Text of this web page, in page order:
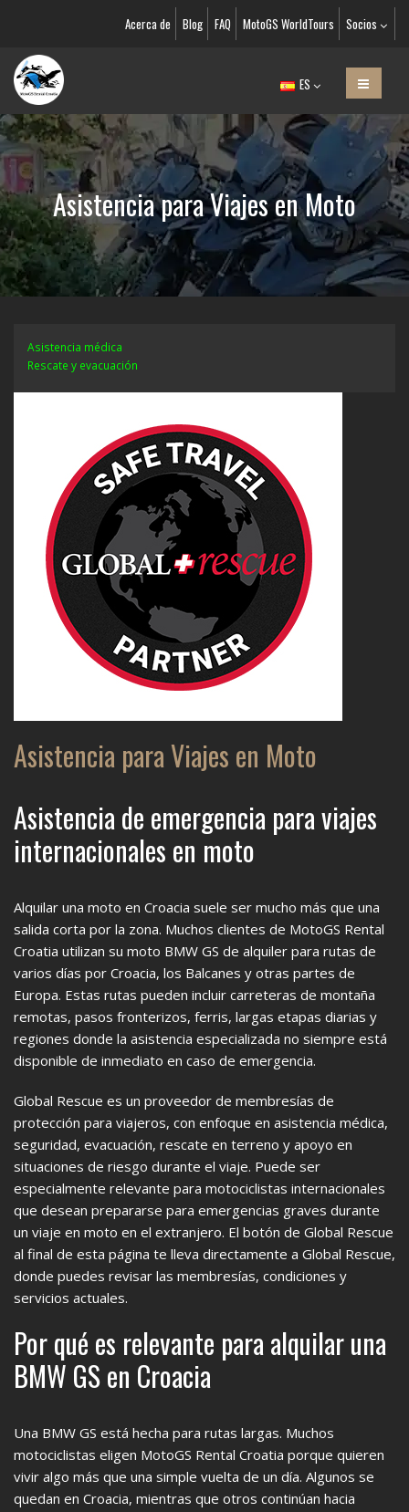
Acerca de Blog FAQ MotoGS WorldTours Socios
ES
Asistencia para Viajes en Moto
Asistencia médica
Rescate y evacuación
Asistencia para Viajes en Moto
Asistencia de emergencia para viajes
internacionales en moto
Alquilar una moto en Croacia suele ser mucho más que una
salida corta por la zona. Muchos clientes de MotoGS Rental
Croatia utilizan su moto BMW GS de alquiler para rutas de
varios días por Croacia, los Balcanes y otras partes de
Europa. Estas rutas pueden incluir carreteras de montaña
remotas, pasos fronterizos, ferris, largas etapas diarias y
regiones donde la asistencia especializada no siempre está
disponible de inmediato en caso de emergencia.
Global Rescue es un proveedor de membresías de
protección para viajeros, con enfoque en asistencia médica,
seguridad, evacuación, rescate en terreno y apoyo en
situaciones de riesgo durante el viaje. Puede ser
especialmente relevante para motociclistas internacionales
que desean prepararse para emergencias graves durante
un viaje en moto en el extranjero. El botón de Global Rescue
al final de esta página te lleva directamente a Global Rescue,
donde puedes revisar las membresías, condiciones y
servicios actuales.
Por qué es relevante para alquilar una
BMW GS en Croacia
Una BMW GS está hecha para rutas largas. Muchos
motociclistas eligen MotoGS Rental Croatia porque quieren
vivir algo más que una simple vuelta de un día. Algunos se
quedan en Croacia, mientras que otros continúan hacia